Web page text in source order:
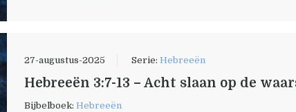
27-augustus-2025 Serie:Hebreeën
Hebreeën 3:7-13 – Acht slaan op de
Bijbelboek:Hebreeën